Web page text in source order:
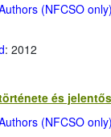
(NFCSO only)
: 2012
és
(NFCSO only)